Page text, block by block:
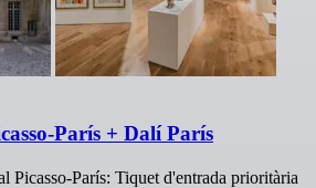
París + Dalí París
Picasso-París: Tiquet d'entrada prioritària